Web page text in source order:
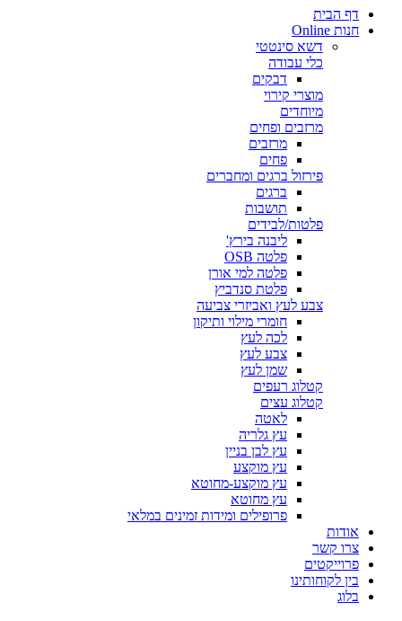
דף הבית
חנות Online
דשא סינטטי
כלי עבודה
דבקים
מוצרי קירוי
מיוחדים
מרזבים ופחים
מרזבים
פחים
פירזול ברגים ומחברים
ברגים
תושבות
פלטות/לבידים
ליבנה בירץ'
פלטה OSB
פלטה למי אורן
פלטת סנדביץ
צבע לעץ ואביזרי צביעה
חומרי מילוי ותיקון
לכה לעץ
צבע לעץ
שמן לעץ
קטלוג רעפים
קטלוג עצים
לאטה
עץ גלריה
עץ לבן בניין
עץ מוקצע
עץ מוקצע-מחוטא
עץ מחוטא
פרופילים ומידות זמינים במלאי
אודות
צרו קשר
פרוייקטים
בין לקוחותינו
בלוג